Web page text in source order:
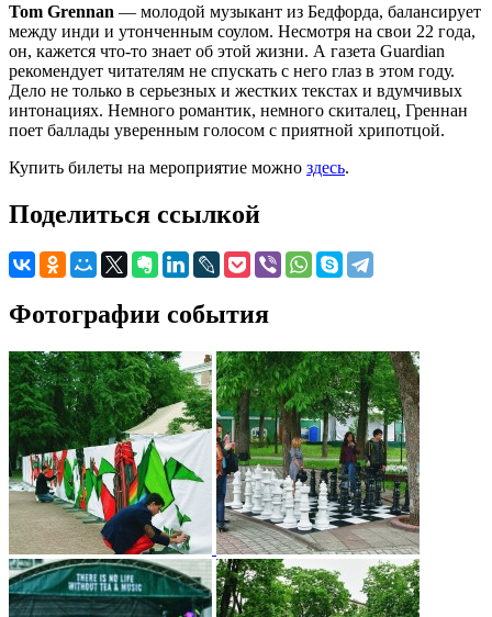
Tom Grennan — молодой музыкант из Бедфорда, балансирует
между инди и утонченным соулом. Несмотря на свои 22 года,
он, кажется что-то знает об этой жизни. А газета Guardian
рекомендует читателям не спускать с него глаз в этом году.
Дело не только в серьезных и жестких текстах и вдумчивых
интонациях. Немного романтик, немного скиталец, Греннан
поет баллады уверенным голосом с приятной хрипотцой.
Купить билеты на мероприятие можно здесь.
Поделиться ссылкой
Фотографии события